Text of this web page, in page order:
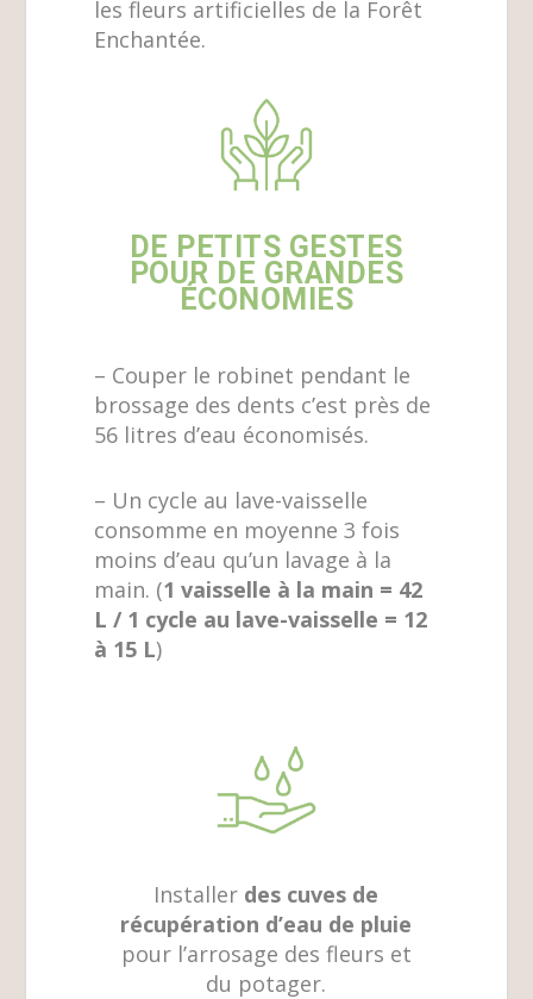
les fleurs artificielles de la Forêt
Enchantée.
DE PETITS GESTES
POUR DE GRANDES
ÉCONOMIES
– Couper le robinet pendant le
brossage des dents c’est près de
56 litres d’eau économisés.
– Un cycle au lave-vaisselle
consomme en moyenne 3 fois
moins d’eau qu’un lavage à la
main. (1 vaisselle à la main = 42
L / 1 cycle au lave-vaisselle = 12
à 15 L)
Installer des cuves de
récupération d’eau de pluie
pour l’arrosage des fleurs et
du potager.